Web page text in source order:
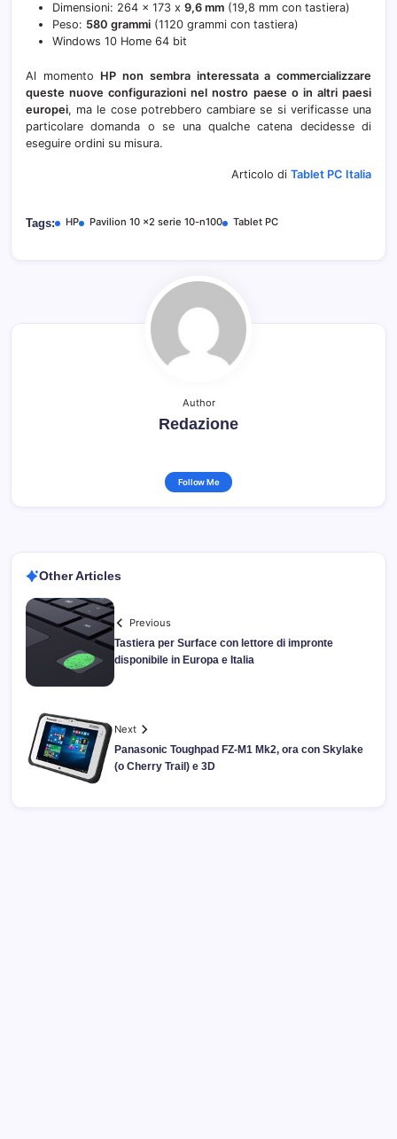
Dimensioni: 264 x 173 x 9,6 mm (19,8 mm con tastiera)
Peso: 580 grammi (1120 grammi con tastiera)
Windows 10 Home 64 bit
Al momento HP non sembra interessata a commercializzare
queste nuove configurazioni nel nostro paese o in altri paesi
europei, ma le cose potrebbero cambiare se si verificasse una
particolare domanda o se una qualche catena decidesse di
eseguire ordini su misura.
Articolo di Tablet PC Italia
Tags: HP Pavilion 10 x2 serie 10-n100 Tablet PC
Author
Redazione
Follow Me
Other Articles
Previous
Tastiera per Surface con lettore di impronte
disponibile in Europa e Italia
Next
Panasonic Toughpad FZ-M1 Mk2, ora con Skylake
(o Cherry Trail) e 3D